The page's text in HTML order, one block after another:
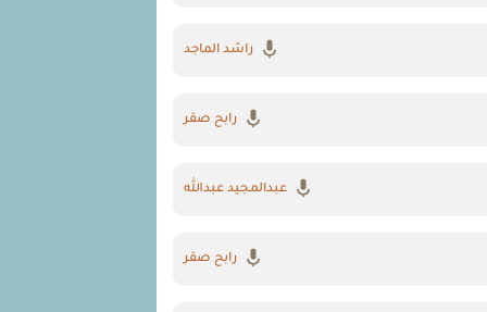
راشد الماجد
رابح صقر
عبدالمجيد عبدالله
رابح صقر